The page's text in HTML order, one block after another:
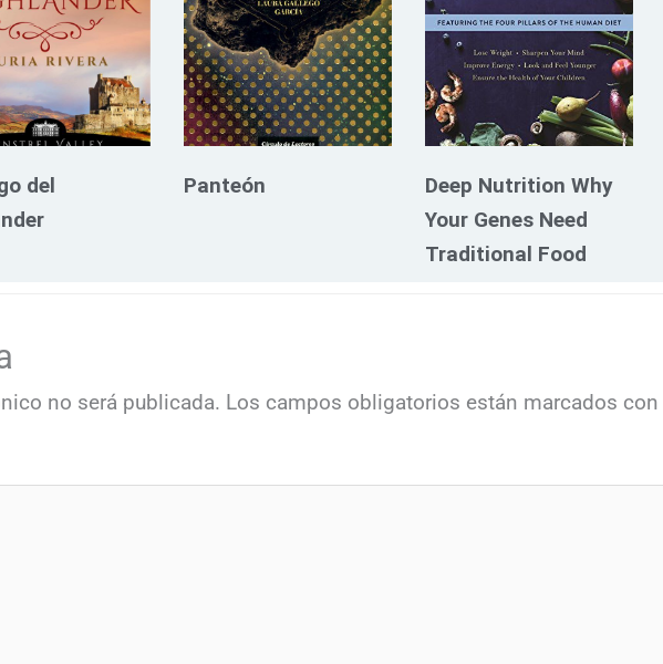
del
Panteón
Deep Nutrition Why
Your Genes Need
Traditional Food
no será publicada. Los campos obligatorios están marcados con